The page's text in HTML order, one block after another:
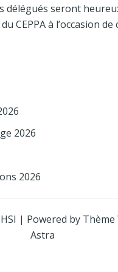
délégués seront
CEPPA à l’occasion de
2026
2026
| Powered by Thème
Astra